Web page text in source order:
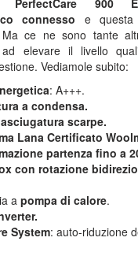
PerfectCare 900
connesso e
Ma ce ne sono tante
ad elevare il livello
Vediamole subito:
: A+++.
a condensa.
scarpe.
Lana Certificato
partenza fino a
con rotazione
apompa di calore.
System: auto-riduzione